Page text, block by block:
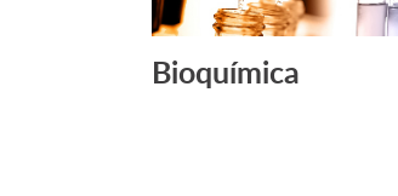
Bioquímica